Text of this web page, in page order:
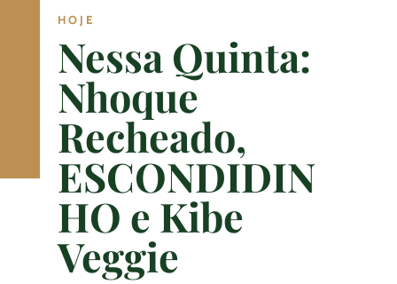
HOJE
Nessa Quinta:
Nhoque
Recheado,
ESCONDIDIN
HO e Kibe
Veggie